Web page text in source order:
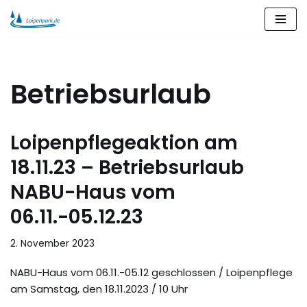
Betriebsurlaub
Loipenpflegeaktion am
18.11.23 – Betriebsurlaub
NABU-Haus vom
06.11.-05.12.23
2. November 2023
NABU-Haus vom 06.11.-05.12 geschlossen / Loipenpflege
am Samstag, den 18.11.2023 / 10 Uhr